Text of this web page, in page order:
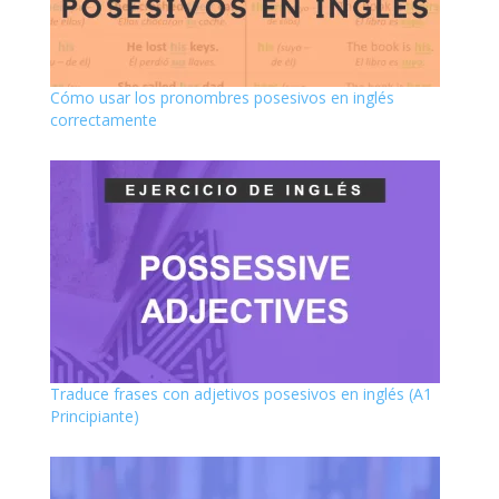
Cómo usar los pronombres posesivos en inglés
correctamente
Traduce frases con adjetivos posesivos en inglés (A1
Principiante)